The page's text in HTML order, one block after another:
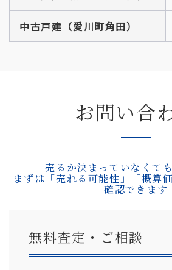
中古戸建（愛川町角田）
お問い合
売るか決まっていなくて
まずは「売れる可能性」「概算
確認できます
無料査定・ご相談